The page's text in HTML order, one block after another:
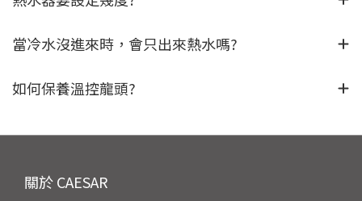
當冷水沒進來時，會只出來熱水嗎?
如何保養溫控龍頭?
關於 CAESAR